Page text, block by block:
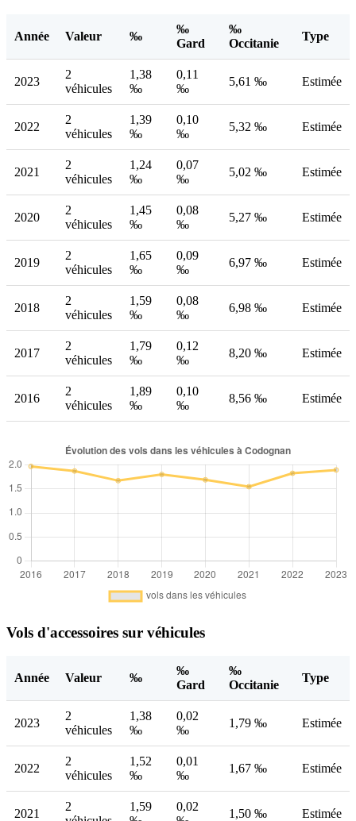
Année Valeur ‰
‰
Gard
‰
Occitanie
Type
2023
2
véhicules
1,38
‰
0,11
‰
5,61 ‰ Estimée
2022
2
véhicules
1,39
‰
0,10
‰
5,32 ‰ Estimée
2021
2
véhicules
1,24
‰
0,07
‰
5,02 ‰ Estimée
2020
2
véhicules
1,45
‰
0,08
‰
5,27 ‰ Estimée
2019
2
véhicules
1,65
‰
0,09
‰
6,97 ‰ Estimée
2018
2
véhicules
1,59
‰
0,08
‰
6,98 ‰ Estimée
2017
2
véhicules
1,79
‰
0,12
‰
8,20 ‰ Estimée
2016
2
véhicules
1,89
‰
0,10
‰
8,56 ‰ Estimée
Vols d'accessoires sur véhicules
Année Valeur ‰
‰
Gard
‰
Occitanie
Type
2023
2
véhicules
1,38
‰
0,02
‰
1,79 ‰ Estimée
2022
2
véhicules
1,52
‰
0,01
‰
1,67 ‰ Estimée
2021
2
1,59
0,02
1,50 ‰ Estimée